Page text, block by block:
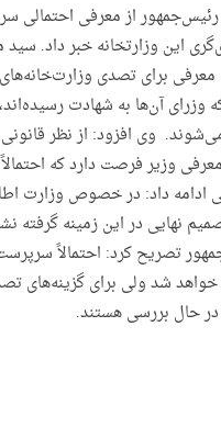
رئیس‌جمهور از معرفی احتمالی
این وزارتخانه خبر داد.
برای تصدی
آن‌ها به شهادت
وی افزود: از نظر
وزیر فرصت دارد که احتمالاً
داد: در خصوص وزارت
تصمیم نهایی در این زمینه
تصریح کرد: احتمالاً
خواهد شد ولی برای گزینه‌های
حال بررسی هستند.